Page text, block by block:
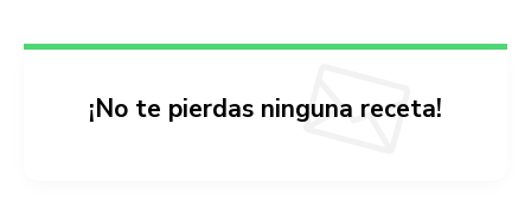
¡No te pierdas ninguna receta!